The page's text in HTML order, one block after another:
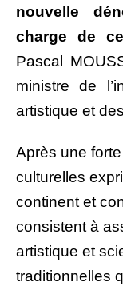
nouvelle
charge de
Pascal
ministre de
artistique et
Après une
culturelles
continent et
consistent à
artistique et
traditionnelles